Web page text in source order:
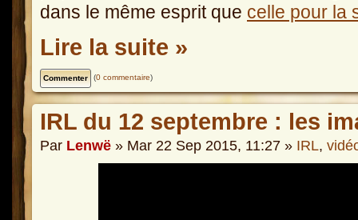
dans le même esprit que celle pour la
Lire la suite »
(0 commentaire)
IRL du 12 septembre : les
Par Lenwë » Mar 22 Sep 2015, 11:27 » IRL,